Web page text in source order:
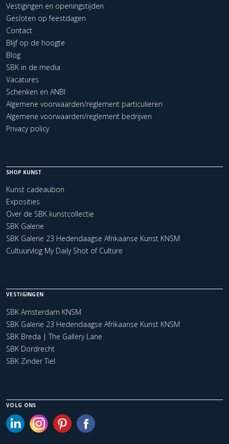
Vestigingen en openingstijden
Gesloten op feestdagen
Contact
Blijf op de hoogte
Blog
SBK in de media
Vacatures
Schenken en ANBI
Algemene voorwaarden/reglement particulieren
Algemene voorwaarden/reglement bedrijven
Privacy policy
SHOP KUNST
Kunst cadeaubon
Exposities
Over de SBK kunstcollectie
SBK Galerie
SBK Galerie 23 Hedendaagse Afrikaanse Kunst KNSM
Cultuurvlog My Daily Shot of Culture
VESTIGINGEN
SBK Amsterdam KNSM
SBK Galerie 23 Hedendaagse Afrikaanse Kunst KNSM
SBK Breda | The Gallery Lane
SBK Dordrecht
SBK Zinder Tiel
VOLG ONS